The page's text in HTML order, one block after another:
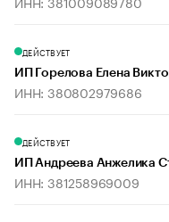
ДЕЙСТВУЕТ
ИП Горелова Елена
ИНН: 380802979686
ДЕЙСТВУЕТ
ИП Андреева Анжелика
ИНН: 381258969009